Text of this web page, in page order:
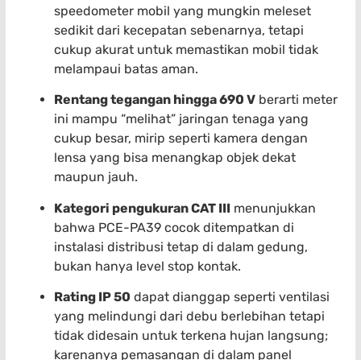
speedometer mobil yang mungkin meleset
sedikit dari kecepatan sebenarnya, tetapi
cukup akurat untuk memastikan mobil tidak
melampaui batas aman.
Rentang tegangan hingga 690 V berarti meter
ini mampu “melihat” jaringan tenaga yang
cukup besar, mirip seperti kamera dengan
lensa yang bisa menangkap objek dekat
maupun jauh.
Kategori pengukuran CAT III menunjukkan
bahwa PCE-PA39 cocok ditempatkan di
instalasi distribusi tetap di dalam gedung,
bukan hanya level stop kontak.
Rating IP 50 dapat dianggap seperti ventilasi
yang melindungi dari debu berlebihan tetapi
tidak didesain untuk terkena hujan langsung;
karenanya pemasangan di dalam panel